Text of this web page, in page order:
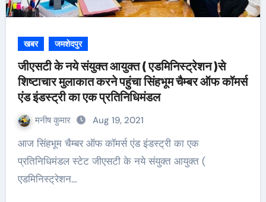
खबर जमशेदपुर
जीएसटी के नये संयुक्त आयुक्त ( एडमिनिस्ट्रेशन )से
शिष्टाचार मुलाकात करने पहुंचा सिंहभूम चैम्बर ऑफ कॉमर्स
एंड इंडस्ट्री का एक प्रतिनिधिमंडल
मनीष कुमार Aug 19, 2021
आज सिंहभूम चैम्बर ऑफ कॉमर्स एंड इंडस्ट्री का एक
प्रतिनिधिमंडल स्टेट जीएसटी के नये संयुक्त आयुक्त (
एडमिनिस्ट्रेशन…